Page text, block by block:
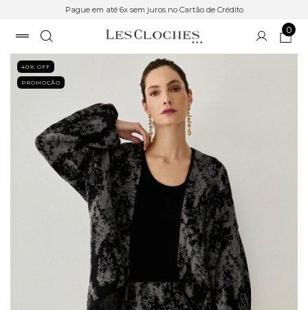
Pague em até 6x sem juros no Cartão de Crédito
0
40% OFF
PROMOÇÃO